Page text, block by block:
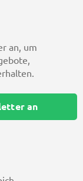
an, um
an